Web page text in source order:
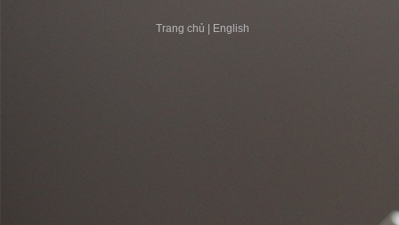
Trang chủ English